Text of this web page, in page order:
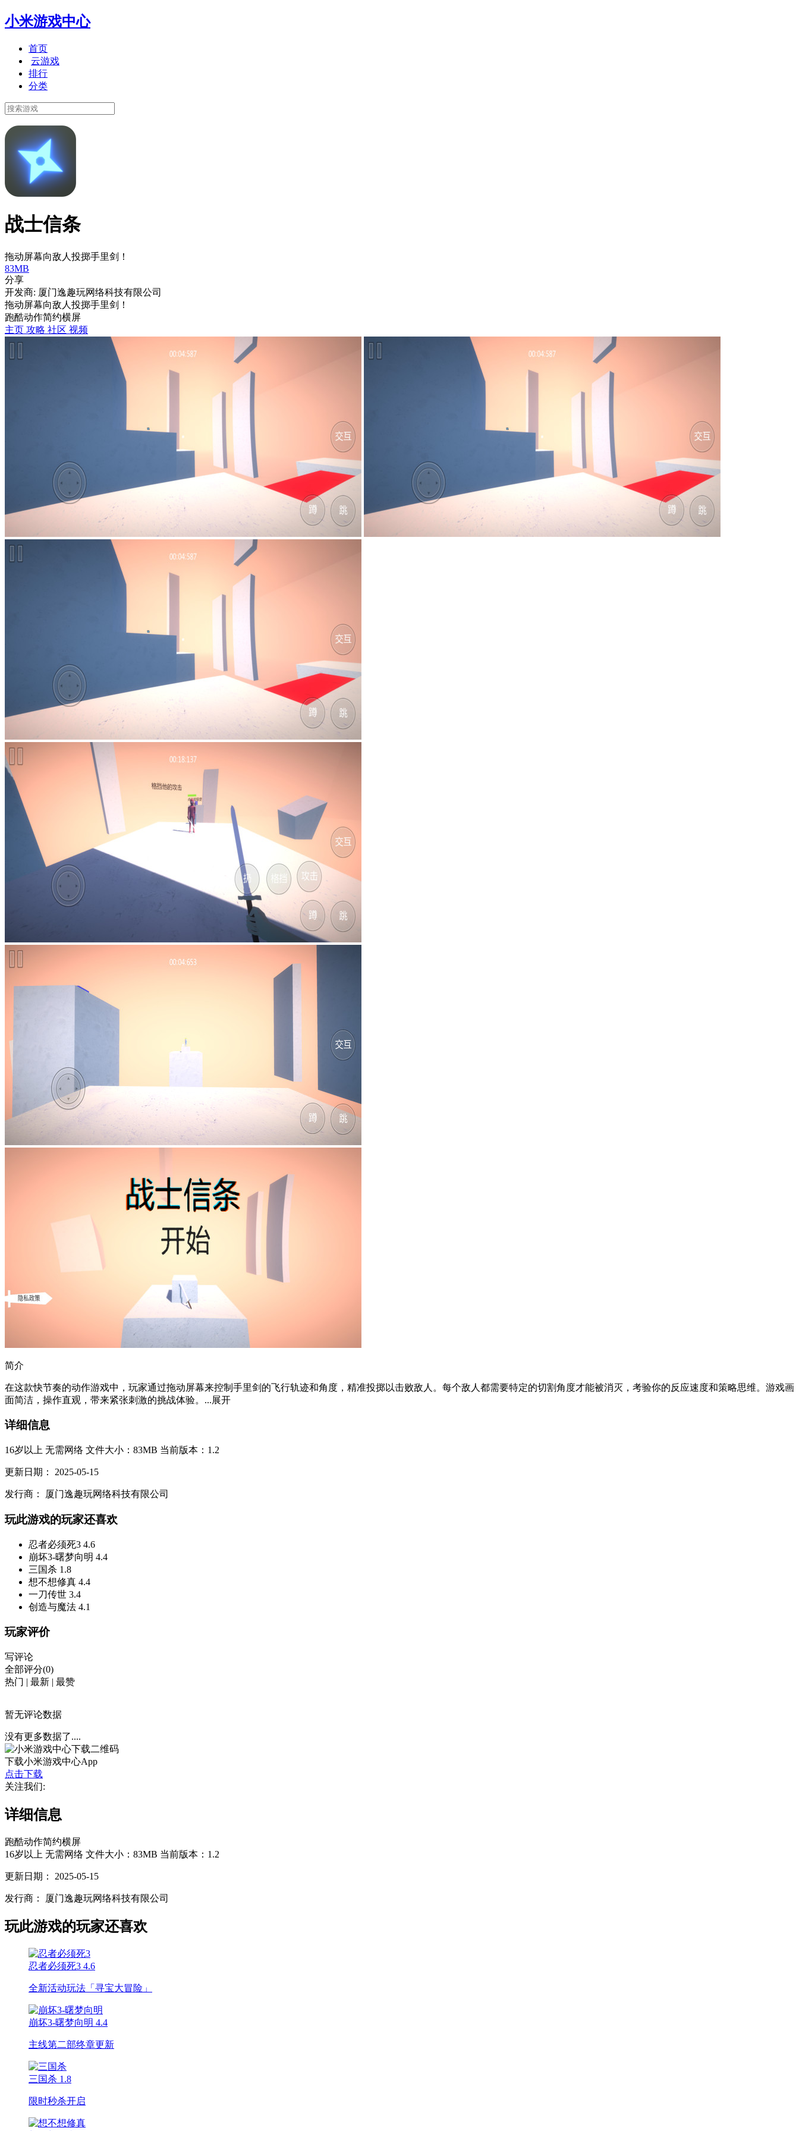
小米游戏中心
首页
云游戏
排行
分类
战士信条
拖动屏幕向敌人投掷手里剑！
83MB
分享
开发商: 厦门逸趣玩网络科技有限公司
拖动屏幕向敌人投掷手里剑！
跑酷动作简约横屏
主页 攻略 社区 视频
简介
在这款快节奏的动作游戏中，玩家通过拖动屏幕来控制手里剑的飞行轨迹和角度，精准投掷以击败敌人。每个敌人都需要特定的切割角度才能被消灭，考验你的反应速度和策略思维。游戏画
面简洁，操作直观，带来紧张刺激的挑战体验。...展开
详细信息
16岁以上 无需网络 文件大小：83MB 当前版本：1.2
更新日期： 2025-05-15
发行商： 厦门逸趣玩网络科技有限公司
玩此游戏的玩家还喜欢
忍者必须死3 4.6
崩坏3-曙梦向明 4.4
三国杀 1.8
想不想修真 4.4
一刀传世 3.4
创造与魔法 4.1
玩家评价
写评论
全部评分(0)
热门 | 最新 | 最赞
暂无评论数据
没有更多数据了....
下载小米游戏中心App
点击下载
关注我们:
详细信息
跑酷动作简约横屏
16岁以上 无需网络 文件大小：83MB 当前版本：1.2
更新日期： 2025-05-15
发行商： 厦门逸趣玩网络科技有限公司
玩此游戏的玩家还喜欢
忍者必须死3 4.6
全新活动玩法「寻宝大冒险」
崩坏3-曙梦向明 4.4
主线第二部终章更新
三国杀 1.8
限时秒杀开启